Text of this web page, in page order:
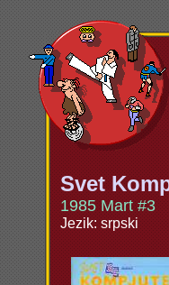
Svet
1985 Mart #3
Jezik: srpski